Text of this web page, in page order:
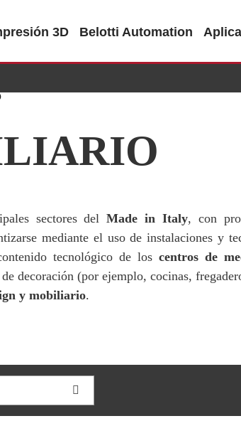
3D Belotti Automation
sectores delMade in Italy, con
mediante el uso de instalaciones y
tecnológico de los centros de
decoración (por ejemplo, cocinas,
y mobiliario.